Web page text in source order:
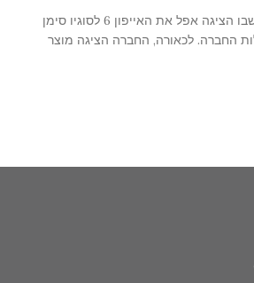
הכנס בשבוע שעבר שבו הציגה אפל את האייפון 6 לסוגיו סימן
החברה. לכאורה, החברה הציגה מוצר